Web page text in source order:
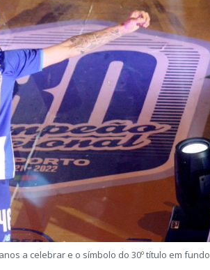
a celebrar e o símbolo do 30º título em fundo